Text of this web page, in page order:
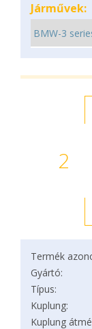
Járművek:
2
Termék
Gyártó:
Típus:
Kuplung:
Kuplung